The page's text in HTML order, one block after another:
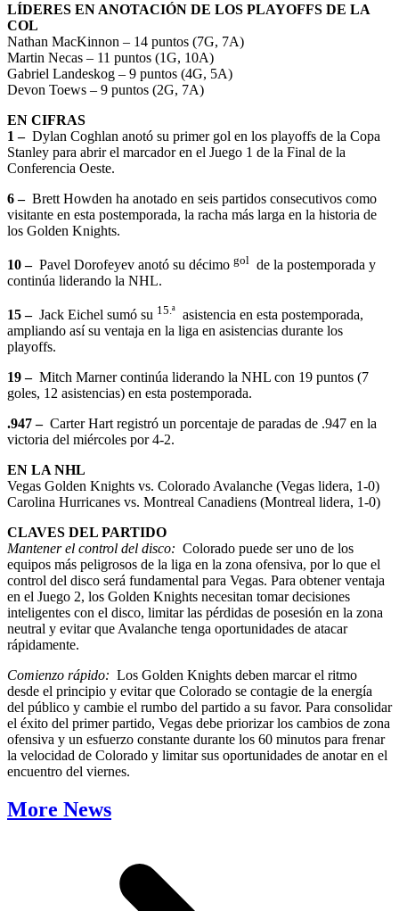
LÍDERES EN ANOTACIÓN DE LOS PLAYOFFS DE LA
COL
Nathan MacKinnon – 14 puntos (7G, 7A)
Martin Necas – 11 puntos (1G, 10A)
Gabriel Landeskog – 9 puntos (4G, 5A)
Devon Toews – 9 puntos (2G, 7A)
EN CIFRAS
1 –Dylan Coghlan anotó su primer gol en los playoffs de la Copa
Stanley para abrir el marcador en el Juego 1 de la Final de la
Conferencia Oeste.
6 –Brett Howden ha anotado en seis partidos consecutivos como
visitante en esta postemporada, la racha más larga en la historia de
los Golden Knights.
10 –Pavel Dorofeyev anotó su décimo gol de la postemporada y
continúa liderando la NHL.
15 –Jack Eichel sumó su 15.ª asistencia en esta postemporada,
ampliando así su ventaja en la liga en asistencias durante los
playoffs.
19 –Mitch Marner continúa liderando la NHL con 19 puntos (7
goles, 12 asistencias) en esta postemporada.
.947 –Carter Hart registró un porcentaje de paradas de .947 en la
victoria del miércoles por 4-2.
EN LA NHL
Vegas Golden Knights vs. Colorado Avalanche (Vegas lidera, 1-0)
Carolina Hurricanes vs. Montreal Canadiens (Montreal lidera, 1-0)
CLAVES DEL PARTIDO
Mantener el control del disco: Colorado puede ser uno de los
equipos más peligrosos de la liga en la zona ofensiva, por lo que el
control del disco será fundamental para Vegas. Para obtener ventaja
en el Juego 2, los Golden Knights necesitan tomar decisiones
inteligentes con el disco, limitar las pérdidas de posesión en la zona
neutral y evitar que Avalanche tenga oportunidades de atacar
rápidamente.
Comienzo rápido: Los Golden Knights deben marcar el ritmo
desde el principio y evitar que Colorado se contagie de la energía
del público y cambie el rumbo del partido a su favor. Para consolidar
el éxito del primer partido, Vegas debe priorizar los cambios de zona
ofensiva y un esfuerzo constante durante los 60 minutos para frenar
la velocidad de Colorado y limitar sus oportunidades de anotar en el
encuentro del viernes.
More News